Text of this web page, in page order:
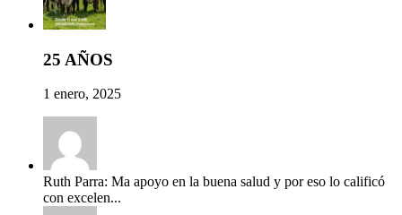
25 AÑOS
1 enero, 2025
Ruth Parra: Ma apoyo en la buena salud y por eso lo calificó
con excelen...